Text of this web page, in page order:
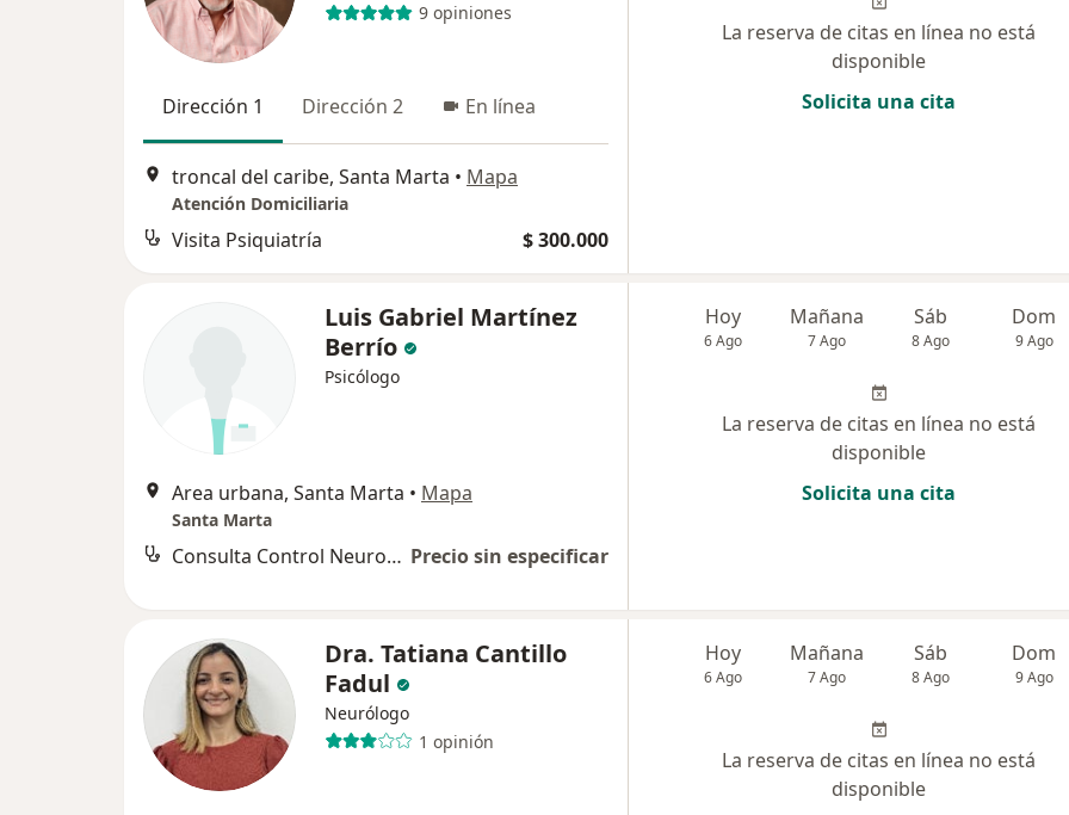
9 opiniones
Dirección 1 Dirección 2 En línea
troncal del caribe, Santa Marta • Mapa
Atención Domiciliaria
Visita Psiquiatría $ 300.000
La reserva de citas en línea no está
disponible
Solicita una cita
Luis Gabriel Martínez
Berrío
Psicólogo
Area urbana, Santa Marta • Mapa
Santa Marta
Consulta Control Neuropsicología Precio sin especificar
Hoy
6 Ago
Mañana
7 Ago
Sáb
8 Ago
Dom
9 Ago
La reserva de citas en línea no está
disponible
Solicita una cita
Dra. Tatiana Cantillo
Fadul
Neurólogo
1 opinión
Hoy
6 Ago
Mañana
7 Ago
Sáb
8 Ago
Dom
9 Ago
La reserva de citas en línea no está
disponible